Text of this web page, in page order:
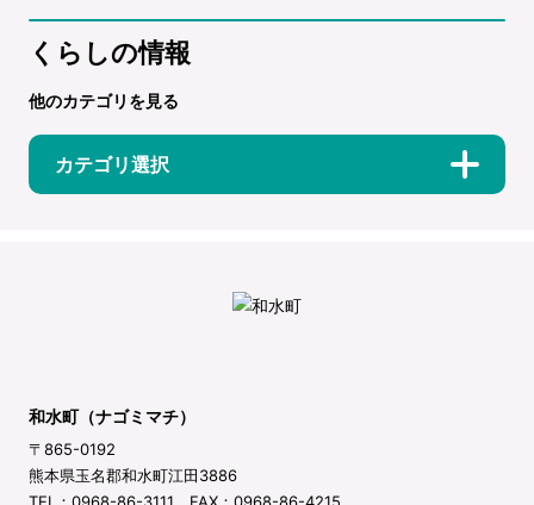
くらしの情報
他のカテゴリを見る
カテゴリ選択
和水町（ナゴミマチ）
〒865-0192
熊本県玉名郡和水町江田3886